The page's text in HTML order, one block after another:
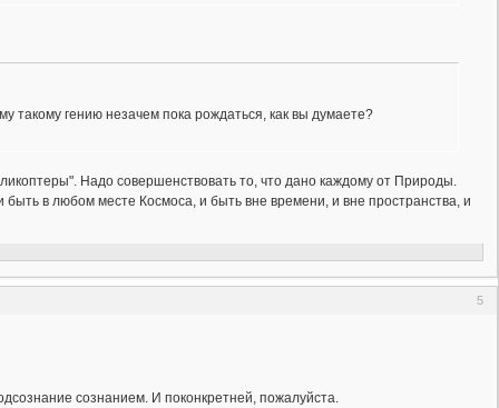
такому гению незачем пока рождаться, как вы думаете?
Надо совершенствовать то, что дано каждому от Природы.
в любом месте Космоса, и быть вне времени, и вне пространства, и
5
сознанием. И поконкретней, пожалуйста.